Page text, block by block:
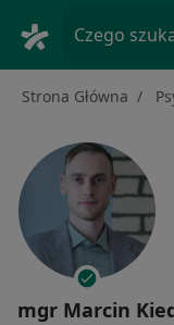
Czego
Strona Główna
mgr Marcin